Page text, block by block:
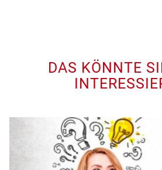
DAS KÖNNTE